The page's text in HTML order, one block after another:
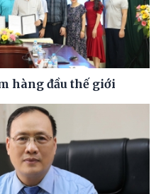
hàng đầu thế giới